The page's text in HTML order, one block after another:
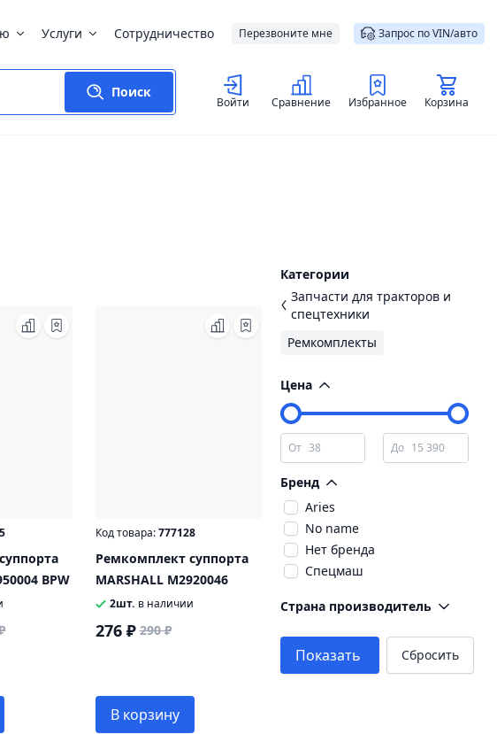
Услуги Сотрудничество Перезвоните мне Запрос по VIN/авто
Поиск
Войти Сравнение Избранное Корзина
Категории
Запчасти для тракторов и
спецтехники
Ремкомплекты
Цена
От До
Бренд
Aries
No name
Нет бренда
Спецмаш
Страна производитель
Показать Сбросить
BPW
Код товара:777128
Ремкомплект суппорта
MARSHALL M2920046
2шт. в наличии
276 ₽ 290 ₽
В корзину